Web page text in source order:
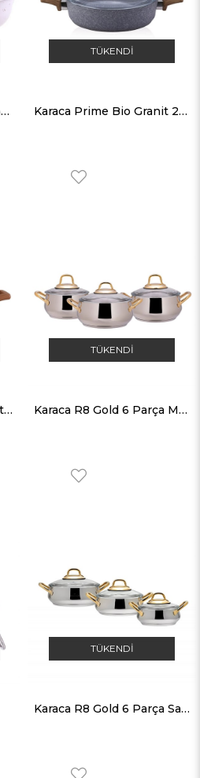
Bambum Kek Kalıbı Beyaz Dolce
TÜKENDI
Karaca Prime Bio Granit 26 cm Karnıyarık Tencere
Karaca Silver Stone Granit İndüksiyon Tabanlı 24 cm Karnıyarık Tencere
TÜKENDI
Karaca R8 Gold 6 Parça Midi Tencere Seti
TÜKENDI
Karaca R8 Gold 6 Parça Sahan Seti